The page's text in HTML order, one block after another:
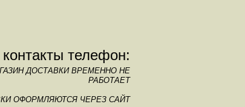
контакты телефон:
ДОСТАВКИ ВРЕМЕННО НЕ
РАБОТАЕТ
ОФОРМЛЯЮТСЯ ЧЕРЕЗ САЙТ